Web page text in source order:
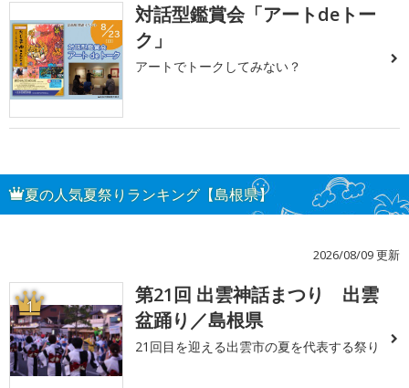
対話型鑑賞会「アートdeトー
ク」
アートでトークしてみない？
夏の人気夏祭りランキング【島根県】
2026/08/09 更新
1
第21回 出雲神話まつり 出雲
盆踊り／島根県
21回目を迎える出雲市の夏を代表する祭り